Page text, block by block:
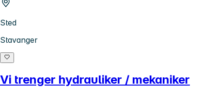
Sted
Stavanger
Vi trenger hydrauliker / mekaniker